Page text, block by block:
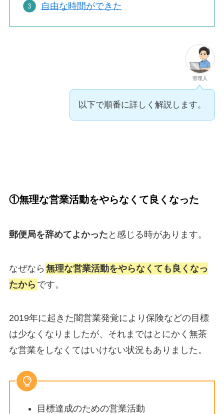
自由な時間ができた
管理人
以下で順番に詳しく解説します。
①無理な営業活動をやらなくて良くなった
郵便局を辞めてよかった と感じる時があります。
なぜなら 無理な営業活動をやらなくても良くなっ
たから です。
2019年に起きた闇営業発覚により保険などの目標
は少なくなりましたが、それまではとにかく 無茶
な営業をしなくてはいけない状況もありました。
目標達成のための営業活動